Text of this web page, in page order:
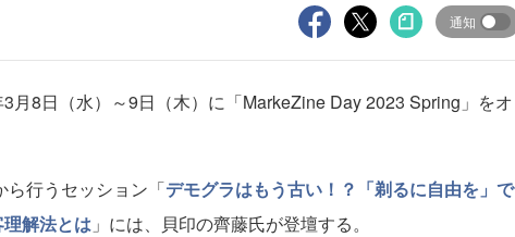
通知
月8日（水）～9日（木）に「MarkeZine Day 2023 Spring」をオ
行うセッション「デモグラはもう古い！？「剃るに自由を」で
解法とは 」には、貝印の齊藤氏が登壇する。